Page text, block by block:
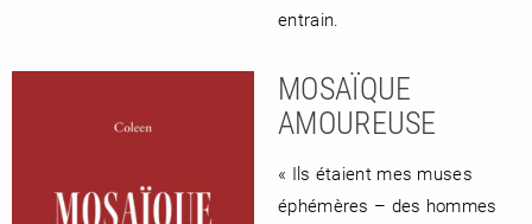
entrain.
MOSAÏQUE
AMOUREUSE
« Ils étaient mes muses
éphémères – des hommes